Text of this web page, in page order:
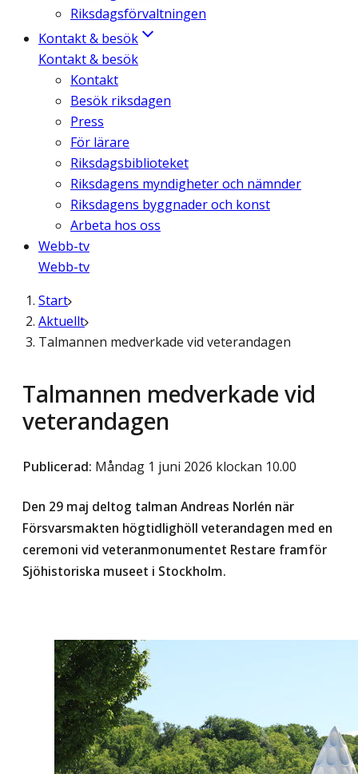
Riksdagsförvaltningen
Kontakt & besök
Kontakt & besök
Kontakt
Besök riksdagen
Press
För lärare
Riksdagsbiblioteket
Riksdagens myndigheter och nämnder
Riksdagens byggnader och konst
Arbeta hos oss
Webb-tv
Webb-tv
Start
Aktuellt
Talmannen medverkade vid veterandagen
Talmannen medverkade vid
veterandagen
Publicerad: Måndag 1 juni 2026 klockan 10.00
Den 29 maj deltog talman Andreas Norlén när
Försvarsmakten högtidlighöll veterandagen med en
ceremoni vid veteranmonumentet Restare framför
Sjöhistoriska museet i Stockholm.